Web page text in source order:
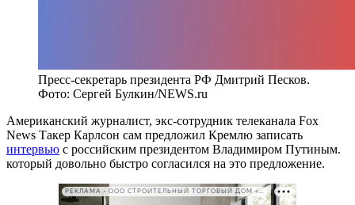
Пресс-секретарь президента РФ Дмитрий Песков.
Фото: Сергей Булкин/NEWS.ru
Американский журналист, экс-сотрудник телеканала Fox
News Такер Карлсон сам предложил Кремлю записать
интервью с российским президентом Владимиром Путиным.
который довольно быстро согласился на это предложение.
РЕКЛАМА • ООО СТРОИТЕЛЬНЫЙ ТОРГОВЫЙ ДОМ «ПЕТРОВИЧ». ИНН: 7802348846